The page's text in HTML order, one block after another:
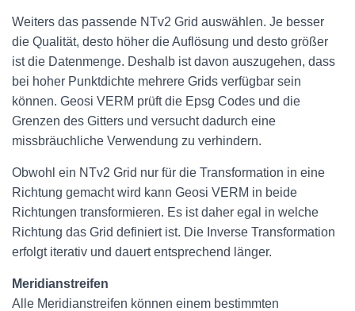
Weiters das passende NTv2 Grid auswählen. Je besser
die Qualität, desto höher die Auflösung und desto größer
ist die Datenmenge. Deshalb ist davon auszugehen, dass
bei hoher Punktdichte mehrere Grids verfügbar sein
können. Geosi VERM prüft die Epsg Codes und die
Grenzen des Gitters und versucht dadurch eine
missbräuchliche Verwendung zu verhindern.
Obwohl ein NTv2 Grid nur für die Transformation in eine
Richtung gemacht wird kann Geosi VERM in beide
Richtungen transformieren. Es ist daher egal in welche
Richtung das Grid definiert ist. Die Inverse Transformation
erfolgt iterativ und dauert entsprechend länger.
Meridianstreifen
Alle Meridianstreifen können einem bestimmten